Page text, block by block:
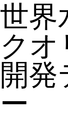
世界
クオ
開発
ー